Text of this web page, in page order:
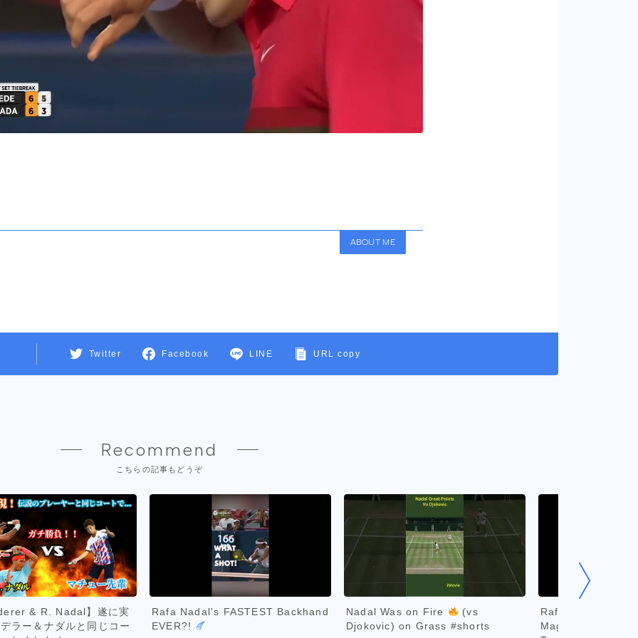
ABOUT ME
Twitter Facebook LINE URL copy
Recommend
こちらの記事もどうぞ
& R. Nadal】遂に実
ラー＆ナダルと同じコー
Rafa Nadal's FASTEST Backhand
EVER?!
Nadal Was on Fire
(vs
Djokovic) on Grass #shorts
Rafael Nadal...A
Magnitude!